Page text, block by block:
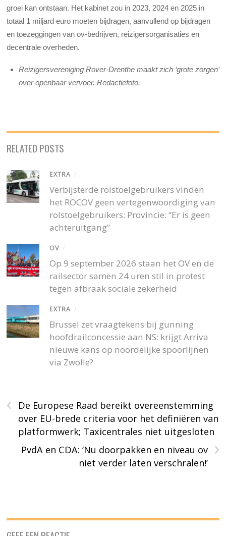
groei kan ontstaan. Het kabinet zou in 2023, 2024 en 2025 in
totaal 1 miljard euro moeten bijdragen, aanvullend op bijdragen
en toezeggingen van ov-bedrijven, reizigersorganisaties en
decentrale overheden.
Reizigersvereniging Rover-Drenthe maakt zich ‘grote zorgen’
over openbaar vervoer. Redactiefoto.
RELATED POSTS
EXTRA /
Verbijsterde rolstoelgebruikers vinden
het ROCOV geen vertegenwoordiging van
rolstoelgebruikers: Provincie: “Er is geen
achteruitgang”
OV /
Op 9 september 2026 staan het OV en de
railsector samen 24 uren stil in protest
tegen afbraak sociale zekerheid
EXTRA /
Brussel zet vraagtekens bij gunning
hoofdrailconcessie aan NS: krijgt Arriva
nieuwe kans op noordelijke spoorlijnen
via Zwolle?
‹
De Europese Raad bereikt overeenstemming
over EU-brede criteria voor het definiëren van
platformwerk; Taxicentrales niet uitgesloten
›
PvdA en CDA: ‘Nu doorpakken en niveau ov
niet verder laten verschralen!’